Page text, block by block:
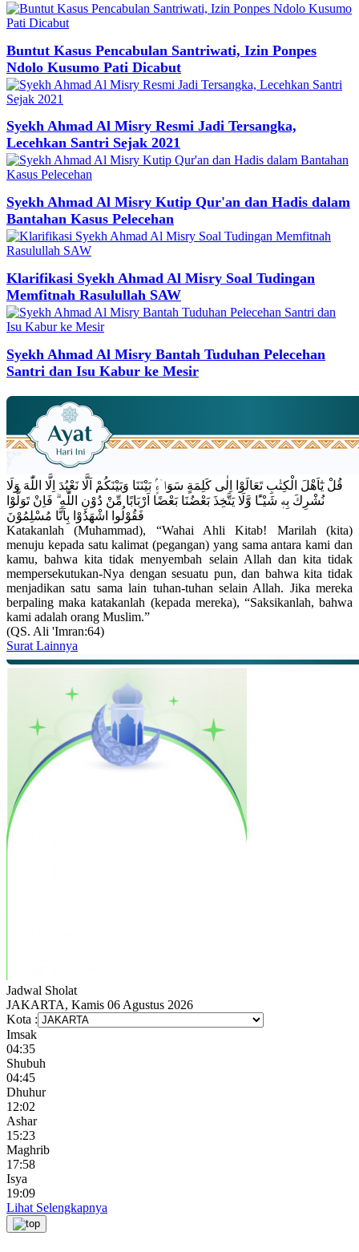
Buntut Kasus Pencabulan Santriwati, Izin Ponpes
Ndolo Kusumo Pati Dicabut
Syekh Ahmad Al Misry Resmi Jadi Tersangka,
Lecehkan Santri Sejak 2021
Syekh Ahmad Al Misry Kutip Qur'an dan Hadis dalam
Bantahan Kasus Pelecehan
Klarifikasi Syekh Ahmad Al Misry Soal Tudingan
Memfitnah Rasulullah SAW
Syekh Ahmad Al Misry Bantah Tuduhan Pelecehan
Santri dan Isu Kabur ke Mesir
قُلْ يٰٓاَهْلَ الْكِتٰبِ تَعَالَوْا اِلٰى كَلِمَةٍ سَوَاۤءٍۢ بَيْنَنَا وَبَيْنَكُمْ اَلَّا نَعْبُدَ اِلَّا اللّٰهَ وَلَا
نُشْرِكَ بِهٖ شَيْـًٔا وَّلَا يَتَّخِذَ بَعْضُنَا بَعْضًا اَرْبَابًا مِّنْ دُوْنِ اللّٰهِ ۗ فَاِنْ تَوَلَّوْا
فَقُوْلُوا اشْهَدُوْا بِاَنَّا مُسْلِمُوْنَ
Katakanlah (Muhammad), “Wahai Ahli Kitab! Marilah (kita)
menuju kepada satu kalimat (pegangan) yang sama antara kami dan
kamu, bahwa kita tidak menyembah selain Allah dan kita tidak
mempersekutukan-Nya dengan sesuatu pun, dan bahwa kita tidak
menjadikan satu sama lain tuhan-tuhan selain Allah. Jika mereka
berpaling maka katakanlah (kepada mereka), “Saksikanlah, bahwa
kami adalah orang Muslim.”
(QS. Ali 'Imran:64)
Surat Lainnya
Jadwal Sholat
JAKARTA, Kamis 06 Agustus 2026
Kota :
Imsak
04:35
Shubuh
04:45
Dhuhur
12:02
Ashar
15:23
Maghrib
17:58
Isya
19:09
Lihat Selengkapnya